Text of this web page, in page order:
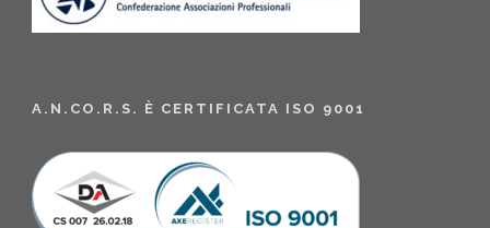
A.N.CO.R.S. È CERTIFICATA ISO 9001